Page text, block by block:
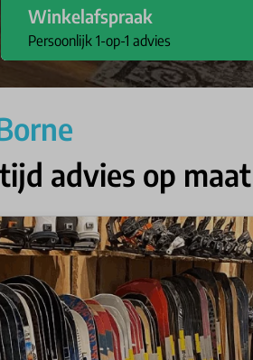
Winkelafspraak
Persoonlijk 1-op-1 advies
advies op maat